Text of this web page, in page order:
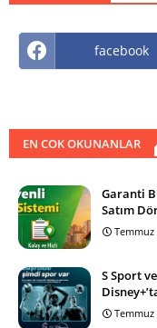
facebook
EN COK OKUNANLAR
Garanti
Satım
Temmuz
S Sport
Temmuz